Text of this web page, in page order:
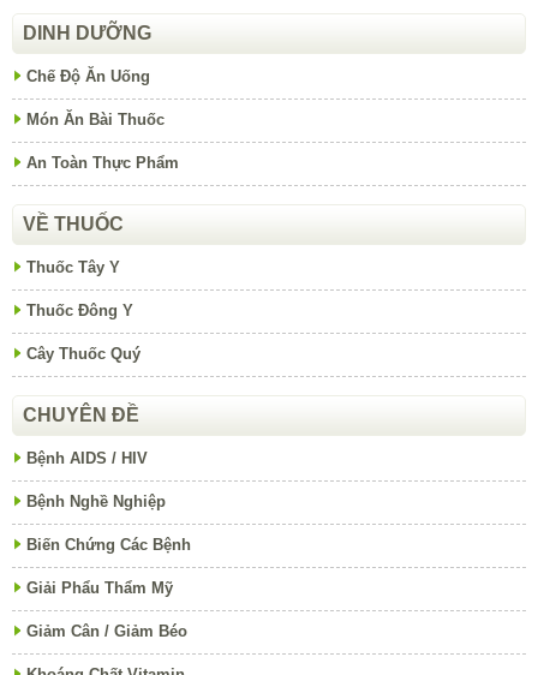
DINH DƯỠNG
Chế Độ Ăn Uống
Món Ăn Bài Thuốc
An Toàn Thực Phẩm
VỀ THUỐC
Thuốc Tây Y
Thuốc Đông Y
Cây Thuốc Quý
CHUYÊN ĐỀ
Bệnh AIDS / HIV
Bệnh Nghề Nghiệp
Biến Chứng Các Bệnh
Giải Phẩu Thẩm Mỹ
Giảm Cân / Giảm Béo